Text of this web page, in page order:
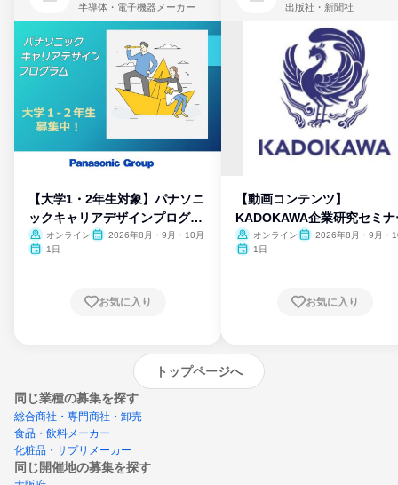
半導体・電子機器メーカー
【大学1・2年生対象】パナソニ
ックキャリアデザインプログラ
ム
オンライン
2026年8月・9月・10月
1日
お気に入り
出版社・新聞社
【動画コンテンツ】
KADOKAWA企業研究セミナ
オンライン
2026年8月・9月・
1日
お気に入り
トップページへ
同じ業種の募集を探す
総合商社・専門商社・卸売
食品・飲料メーカー
化粧品・サプリメーカー
同じ開催地の募集を探す